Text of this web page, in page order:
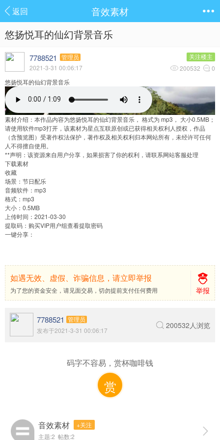
返回 音效素材
悠扬悦耳的仙幻背景音乐
7788521 管理员
2021-3-31 00:06:17
关注楼主
200532
0
悠扬悦耳的仙幻背景音乐
素材介绍：本作品内容为悠扬悦耳的仙幻背景音乐， 格式为 mp3， 大小0.5MB；
请使用软件mp3打开，该素材为星点互联原创或已获得相关权利人授权，作品
（含预览图）受著作权法保护，著作权及相关权利归本网站所有，未经许可任何
人不得擅自使用。
**声明：该资源来自用户分享，如果损害了你的权利，请联系网站客服处理
下载素材
收藏
场景： 节日配乐
音频软件： mp3
格式： mp3
大小： 0.5MB
上传时间： 2021-03-30
提取码： 购买VIP用户组查看提取密码
一键分享：
如遇无效、虚假、诈骗信息，请立即举报
为了您的资金安全，请见面交易，切勿提前支付任何费用 举报
200532人浏览
7788521 管理员
发布于2021-3-31 00:06:17
码字不容易，赏杯咖啡钱
赏
音效素材
+关注
主题:2 帖数:2